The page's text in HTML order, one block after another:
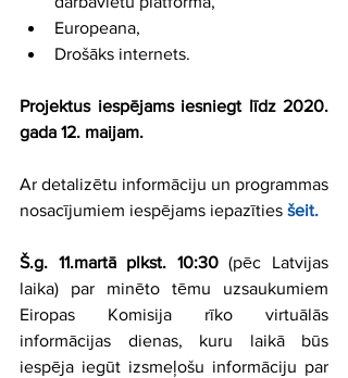
Europeana,
Drošāks internets.
Projektus iespējams iesniegt līdz 2020.
gada 12. maijam.
Ar detalizētu informāciju un programmas
nosacījumiem iespējams iepazīties šeit.
Š.g. 11.martā plkst. 10:30 (pēc Latvijas
laika) par minēto tēmu uzsaukumiem
Eiropas Komisija rīko virtuālās
informācijas dienas, kuru laikā būs
iespēja iegūt izsmeļošu informāciju par